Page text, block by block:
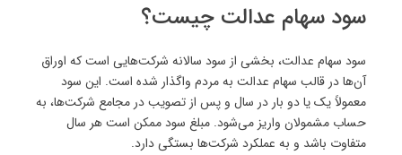
سود سهام عدالت چیست؟
سود سهام عدالت، بخشی از سود سالانه شرکت‌هایی است که اوراق
آن‌ها در قالب سهام عدالت به مردم واگذار شده است. این سود
معمولاً یک یا دو بار در سال و پس از تصویب در مجامع شرکت‌ها، به
حساب مشمولان واریز می‌شود. مبلغ سود ممکن است هر سال
متفاوت باشد و به عملکرد شرکت‌ها بستگی دارد.